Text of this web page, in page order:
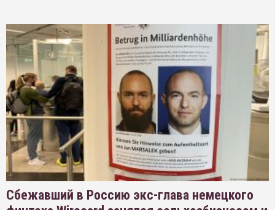
Сбежавший в Россию экс-глава немецкого